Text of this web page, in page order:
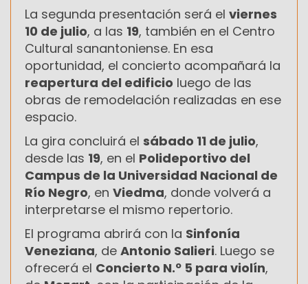
La segunda presentación será el viernes
10 de julio, a las 19, también en el Centro
Cultural sanantoniense. En esa
oportunidad, el concierto acompañará la
reapertura del edificio luego de las
obras de remodelación realizadas en ese
espacio.
La gira concluirá el sábado 11 de julio,
desde las 19, en el Polideportivo del
Campus de la Universidad Nacional de
Río Negro, en Viedma, donde volverá a
interpretarse el mismo repertorio.
El programa abrirá con la Sinfonía
Veneziana, de Antonio Salieri. Luego se
ofrecerá el Concierto N.º 5 para violín,